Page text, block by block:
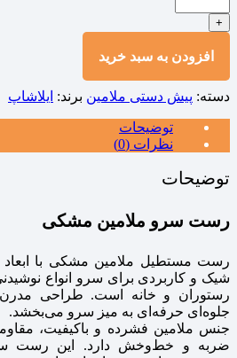
+
افزودن به سبد خرید
دسته: پیش دستی ملامین برند: ایلاشاپ
توضیحات
نظرات (0)
توضیحات
رست سرو ملامین مشکی
شیک و کاربردی برای سرو انواع
رستوران و خانه است. طراحی
جلوه‌ای حرفه‌ای به میز سرو می‌بخشد.
جنس ملامین فشرده و باکیفیت،
ضربه و خط‌و‌خش دارد. این رست